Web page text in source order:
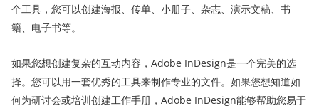
个工具，您可以创建海报、传单、小册子、杂志、演示文稿、书
籍、电子书等。
如果您想创建复杂的互动内容，Adobe InDesign是一个完美的选
择。您可以用一套优秀的工具来制作专业的文件。如果您想知道如
何为研讨会或培训创建工作手册，Adobe InDesign能够帮助您易于